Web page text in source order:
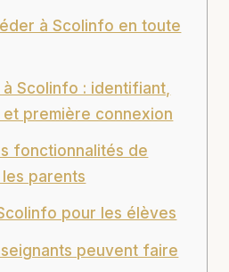
à Scolinfo en toute
Scolinfo : identifiant,
première connexion
fonctionnalités de
parents
pour les élèves
peuvent faire